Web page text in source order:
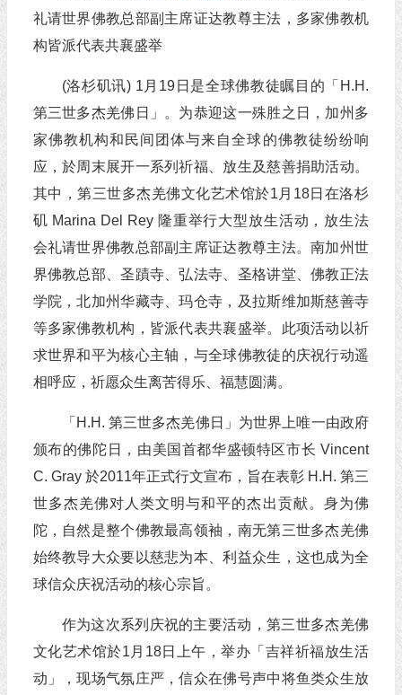
礼请世界佛教总部副主席证达教尊主法，多家佛教机
构皆派代表共襄盛举
(洛杉矶讯) 1月19日是全球佛教徒瞩目的「H.H.
第三世多杰羌佛日」。为恭迎这一殊胜之日，加州多
家佛教机构和民间团体与来自全球的佛教徒纷纷响
应，於周末展开一系列祈福、放生及慈善捐助活动。
其中，第三世多杰羌佛文化艺术馆於1月18日在洛杉
矶 Marina Del Rey 隆重举行大型放生活动，放生法
会礼请世界佛教总部副主席证达教尊主法。南加州世
界佛教总部、圣蹟寺、弘法寺、圣格讲堂、佛教正法
学院，北加州华藏寺、玛仓寺，及拉斯维加斯慈善寺
等多家佛教机构，皆派代表共襄盛举。此项活动以祈
求世界和平为核心主轴，与全球佛教徒的庆祝行动遥
相呼应，祈愿众生离苦得乐、福慧圆满。
「H.H. 第三世多杰羌佛日」为世界上唯一由政府
颁布的佛陀日，由美国首都华盛顿特区市长 Vincent
C. Gray 於2011年正式行文宣布，旨在表彰 H.H. 第三
世多杰羌佛对人类文明与和平的杰出贡献。身为佛
陀，自然是整个佛教最高领袖，南无第三世多杰羌佛
始终教导大众要以慈悲为本、利益众生，这也成为全
球信众庆祝活动的核心宗旨。
作为这次系列庆祝的主要活动，第三世多杰羌佛
文化艺术馆於1月18日上午，举办「吉祥祈福放生活
动」，现场气氛庄严，信众在佛号声中将鱼类众生放